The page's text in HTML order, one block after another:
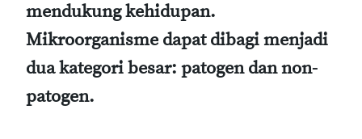
mendukung kehidupan.
Mikroorganisme dapat dibagi menjadi
dua kategori besar: patogen dan non-
patogen.